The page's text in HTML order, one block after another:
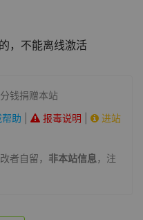
，不能离线激活
钱捐赠本站
助 报毒说明
进站
者自留， 非本站信息，注